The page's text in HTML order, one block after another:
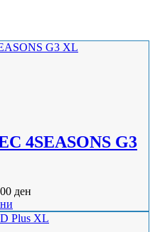
4SEASONS G3
ден